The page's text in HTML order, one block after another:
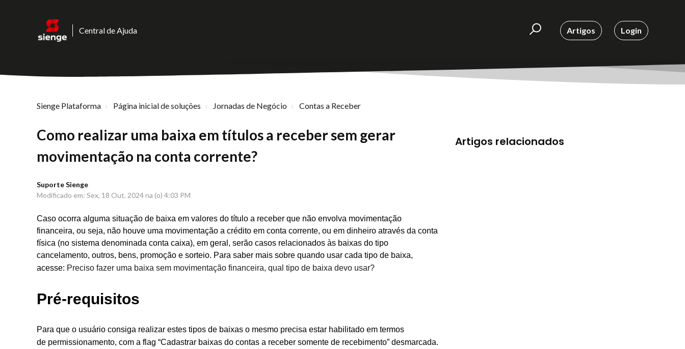
Central de Ajuda Artigos Login
Sienge Plataforma Página inicial de soluções Jornadas de Negócio Contas a Receber
Como realizar uma baixa em títulos a receber sem gerar
movimentação na conta corrente?
Suporte Sienge
Modificado em: Sex, 18 Out, 2024 na (o) 4:03 PM
Caso ocorra alguma situação de baixa em valores do título a receber que não envolva movimentação
financeira, ou seja, não houve uma movimentação a crédito em conta corrente, ou em dinheiro através da conta
física (no sistema denominada conta caixa), em geral, serão casos relacionados às baixas do tipo
cancelamento, outros, bens, promoção e sorteio. Para saber mais sobre quando usar cada tipo de baixa,
acesse: Preciso fazer uma baixa sem movimentação financeira, qual tipo de baixa devo usar?
Pré-requisitos
Para que o usuário consiga realizar estes tipos de baixas o mesmo precisa estar habilitado em termos
de permissionamento, com a flag “Cadastrar baixas do contas a receber somente de recebimento” desmarcada.
Artigos relacionados